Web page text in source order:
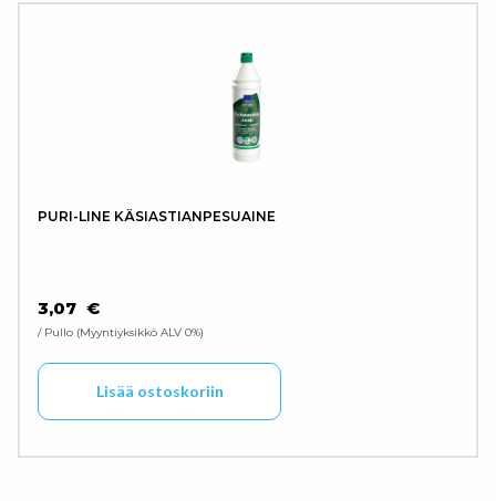
PURI-LINE KÄSIASTIANPESUAINE
3,07 €
/ Pullo Myyntiyksikkö ALV 0%
Lisää ostoskoriin